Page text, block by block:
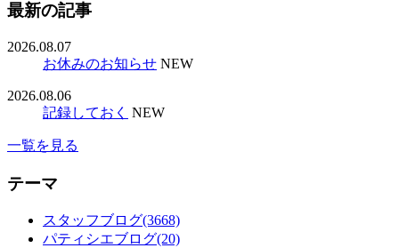
最新の記事
2026.08.07
お休みのお知らせ NEW
2026.08.06
記録しておく NEW
一覧を見る
テーマ
スタッフブログ(3668)
パティシエブログ(20)